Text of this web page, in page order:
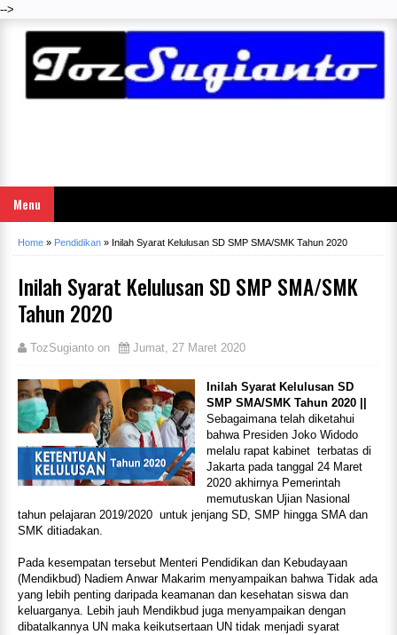
-->
Menu
Home » Pendidikan » Inilah Syarat Kelulusan SD SMP SMA/SMK Tahun 2020
Inilah Syarat Kelulusan SD SMP SMA/SMK
Tahun 2020
TozSugianto on Jumat, 27 Maret 2020
Inilah Syarat Kelulusan SD
SMP SMA/SMK Tahun 2020 ||
Sebagaimana telah diketahui
bahwa Presiden Joko Widodo
melalu rapat kabinet terbatas di
Jakarta pada tanggal 24 Maret
2020 akhirnya Pemerintah
memutuskan Ujian Nasional
tahun pelajaran 2019/2020 untuk jenjang SD, SMP hingga SMA dan
SMK ditiadakan.
Pada kesempatan tersebut Menteri Pendidikan dan Kebudayaan
(Mendikbud) Nadiem Anwar Makarim menyampaikan bahwa Tidak ada
yang lebih penting daripada keamanan dan kesehatan siswa dan
keluarganya. Lebih jauh Mendikbud juga menyampaikan dengan
dibatalkannya UN maka keikutsertaan UN tidak menjadi syarat